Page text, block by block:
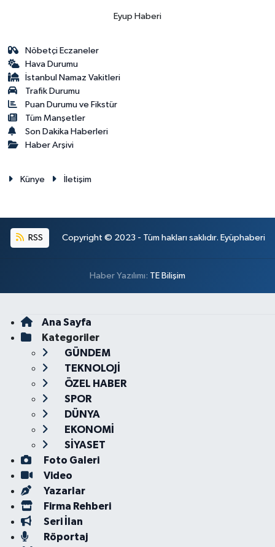
Eyup Haberi
Nöbetçi Eczaneler
Hava Durumu
İstanbul Namaz Vakitleri
Trafik Durumu
Puan Durumu ve Fikstür
Tüm Manşetler
Son Dakika Haberleri
Haber Arşivi
Künye İletişim
RSS Copyright © 2023 - Tüm hakları saklıdır. Eyüphaberi
Haber Yazılımı: TE Bilişim
Ana Sayfa
Kategoriler
GÜNDEM
TEKNOLOJİ
ÖZEL HABER
SPOR
DÜNYA
EKONOMİ
SİYASET
Foto Galeri
Video
Yazarlar
Firma Rehberi
Seri İlan
Röportaj